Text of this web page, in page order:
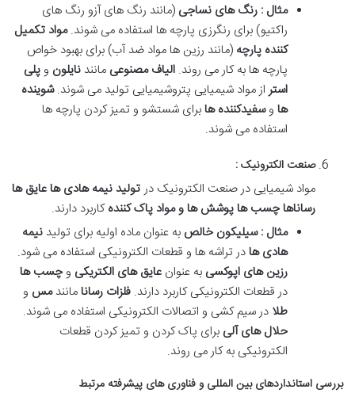
مثال : رنگ های نساجی (مانند رنگ های آزو رنگ های
راکتیو) برای رنگرزی پارچه ها استفاده می شوند.مواد تکمیل
کننده پارچه (مانند رزین ها مواد ضد آب) برای بهبود خواص
پارچه ها به کار می روند. الیاف مصنوعی مانندنایلون وپلی
استراز مواد شیمیایی پتروشیمیایی تولید می شوند.شوینده
ها وسفیدکننده هابرای شستشو و تمیز کردن پارچه ها
استفاده می شوند.
صنعت الکترونیک :
مواد شیمیایی در صنعت الکترونیک درتولید نیمه هادی ها عایق ها
رساناها چسب ها پوشش ها و مواد پاک کنندهکاربرد دارند.
مثال : سیلیکون خالص به عنوان ماده اولیه برای تولیدنیمه
هادی هادر تراشه ها و قطعات الکترونیکی استفاده می شود.
رزین های اپوکسی به عنوان عایق های الکتریکی وچسب ها
در قطعات الکترونیکی کاربرد دارند. فلزات رسانامانندمس و
طلا در سیم کشی و اتصالات الکترونیکی استفاده می شوند.
حلال های آلی برای پاک کردن و تمیز کردن قطعات
الکترونیکی به کار می روند.
بررسی استانداردهای بین المللی و فناوری های پیشرفته مرتبط